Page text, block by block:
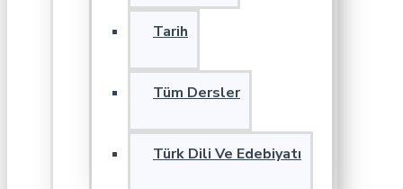
Tarih
Tüm Dersler
Türk Dili Ve Edebiyatı